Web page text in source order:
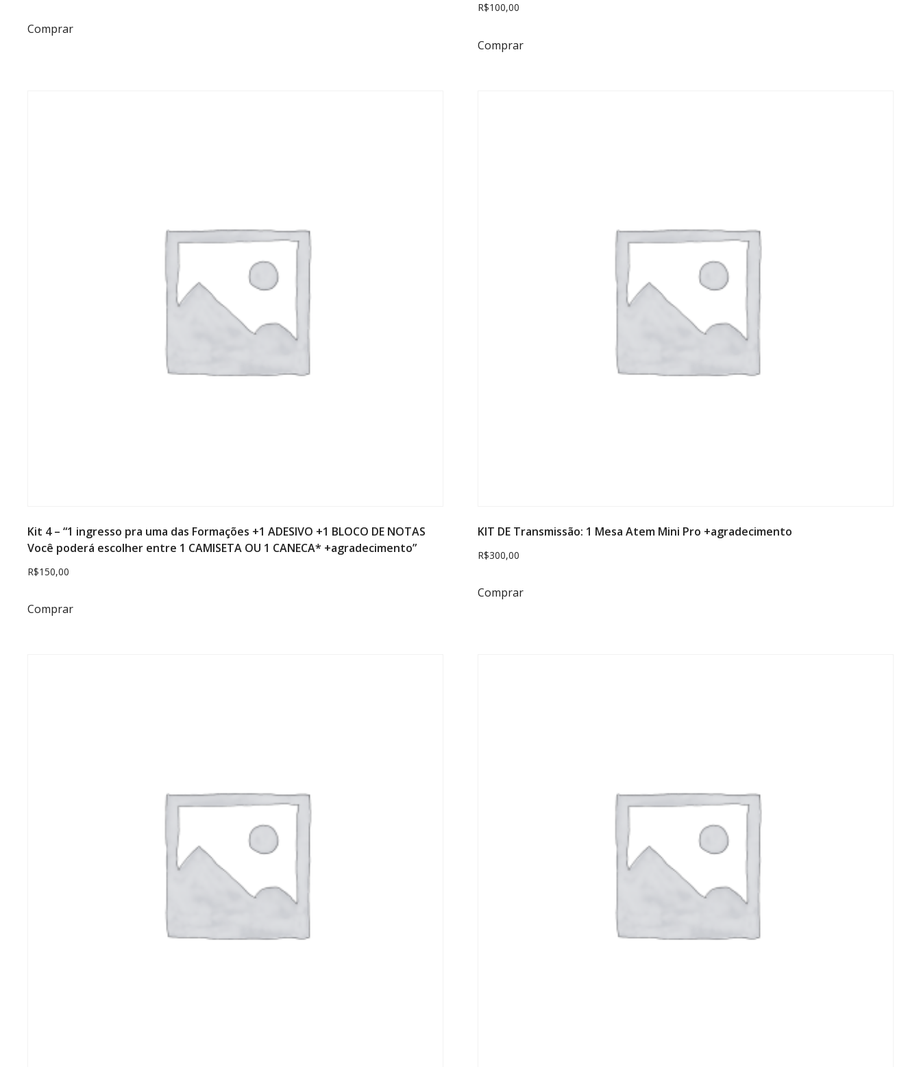
Comprar
R$100,00
Comprar
Kit 4 – “1 ingresso pra uma das Formações +1 ADESIVO +1 BLOCO DE NOTAS
Você poderá escolher entre 1 CAMISETA OU 1 CANECA* +agradecimento”
R$150,00
Comprar
KIT DE Transmissão: 1 Mesa Atem Mini Pro +agradecimento
R$300,00
Comprar